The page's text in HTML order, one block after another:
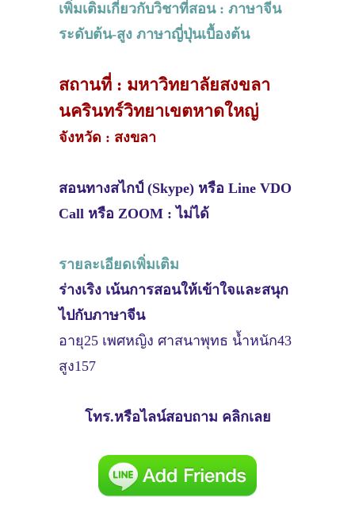
เพิ่มเติมเกี่ยวกับวิชาที่สอน : ภาษาจีน
ระดับต้น-สูง ภาษาญี่ปุ่นเบื้องต้น
สถานที่ : มหาวิทยาลัยสงขลา
นครินทร์วิทยาเขตหาดใหญ่
จังหวัด : สงขลา
สอนทางสไกป์ (Skype) หรือ Line VDO
Call หรือ ZOOM : ไม่ได้
รายละเอียดเพิ่มเติม
ร่างเริง เน้นการสอนให้เข้าใจและสนุก
ไปกับภาษาจีน
อายุ25 เพศหญิง ศาสนาพุทธ น้ำหนัก43
สูง157
โทร.หรือไลน์สอบถาม คลิกเลย